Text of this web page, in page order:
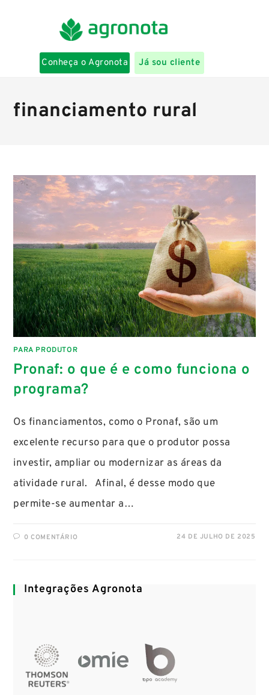
Conheça o Agronota Já sou cliente
financiamento rural
PARA PRODUTOR
Pronaf: o que é e como funciona o
programa?
Os financiamentos, como o Pronaf, são um
excelente recurso para que o produtor possa
investir, ampliar ou modernizar as áreas da
atividade rural. Afinal, é desse modo que
permite-se aumentar a…
0 COMENTÁRIO 24 DE JULHO DE 2025
Integrações Agronota